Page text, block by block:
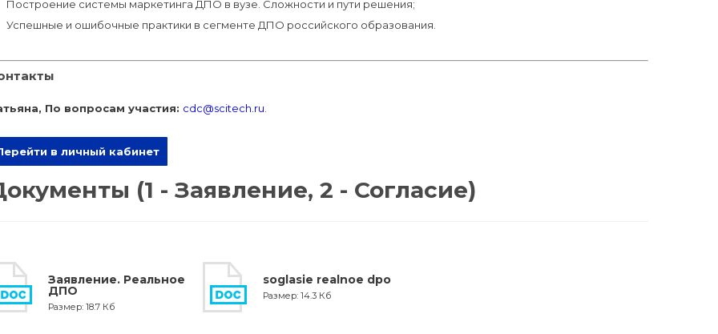
Построение системы маркетинга ДПО в вузе. Сложности и пути решения;
Успешные и ошибочные практики в сегменте ДПО российского образования.
По вопросам участия: cdc@scitech.ru
в личный кабинет
(1 - Заявление, 2 - Согласие)
Заявление. Реальное
ДПО
Размер: 18.7 Кб
soglasie realnoe dpo
Размер: 14.3 Кб